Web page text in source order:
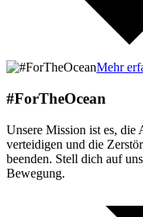
Mehr
#ForTheOcean
Unsere Mission ist es, die
verteidigen und die
beenden. Stell dich auf
Bewegung.